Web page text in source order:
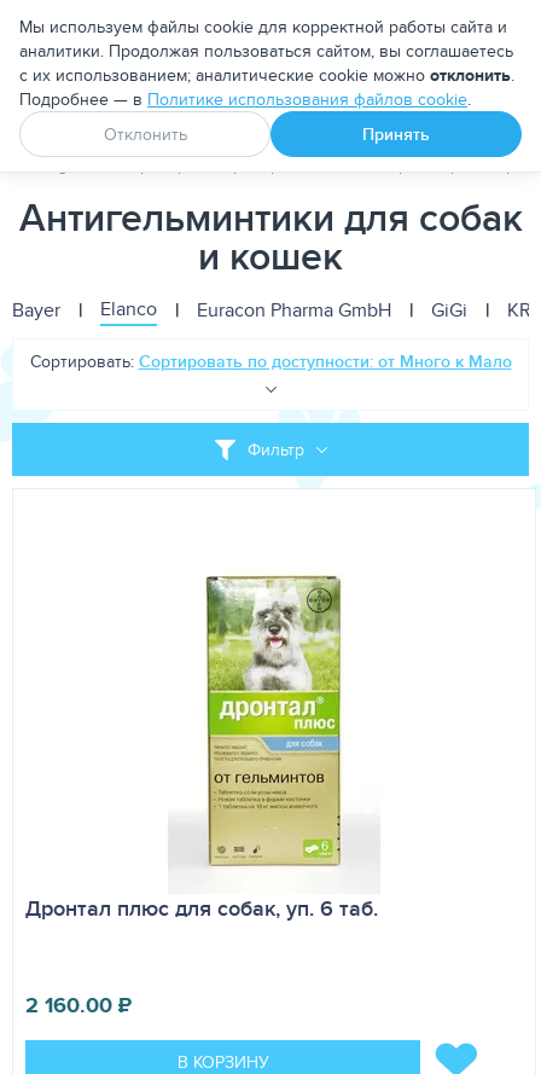
Москва
Апоквел Ветмедин От блох и клещей
PetDog Ветеринарные препараты Антипаразитарные
Антигельминтики для собак
и кошек
Bayer | Elanco | Euracon Pharma GmbH | GiGi |
Фильтр
Сортировать: Сортировать по доступности: от Много к Мало
Дронтал плюс для собак, уп. 6 таб.
2 160.00₽
В КОРЗИНУ
Мы используем файлы cookie для корректной работы сайта и
аналитики. Продолжая пользоваться сайтом, вы соглашаетесь
с их использованием; аналитические cookie можно отклонить.
Подробнее — в Политике использования файлов cookie.
Отклонить
Принять